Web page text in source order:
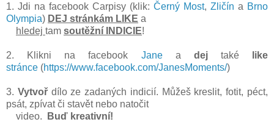
1. Jdi na facebook Carpisy (klik: Černý Most, Zličín a Brno
Olympia) DEJ stránkám LIKE a
hledej tam soutěžní INDICIE!
2. Klikni na facebook Janea dej takélike
stránce (https://www.facebook.com/JanesMoments/)
3. Vytvořdílo ze zadaných indicií. Můžeš kreslit, fotit, péct,
psát, zpívat či stavět nebo natočit
video.
Buď kreativní!